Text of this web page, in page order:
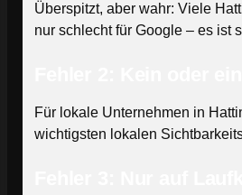
Überspitzt, aber wahr: Viele
nur schlecht für Google – es ist
Für lokale Unternehmen in
wichtigsten lokalen